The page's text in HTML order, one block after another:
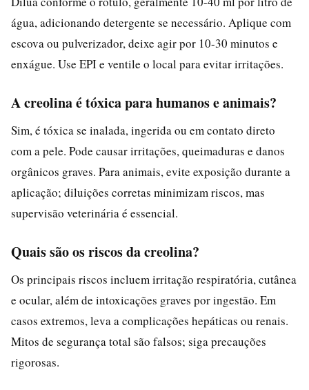
água, adicionando detergente se necessário. Aplique com
escova ou pulverizador, deixe agir por 10-30 minutos e
enxágue. Use EPI e ventile o local para evitar irritações.
A creolina é tóxica para humanos e animais?
Sim, é tóxica se inalada, ingerida ou em contato direto
com a pele. Pode causar irritações, queimaduras e danos
orgânicos graves. Para animais, evite exposição durante a
aplicação; diluições corretas minimizam riscos, mas
supervisão veterinária é essencial.
Quais são os riscos da creolina?
Os principais riscos incluem irritação respiratória, cutânea
e ocular, além de intoxicações graves por ingestão. Em
casos extremos, leva a complicações hepáticas ou renais.
Mitos de segurança total são falsos; siga precauções
rigorosas.